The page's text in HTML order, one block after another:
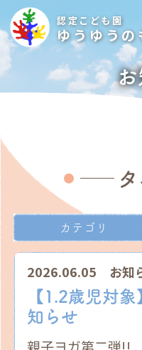
認定こども園
ゆうゆう
お
カテゴリ
2026.06.05 お知
【1.2歳児対
知らせ